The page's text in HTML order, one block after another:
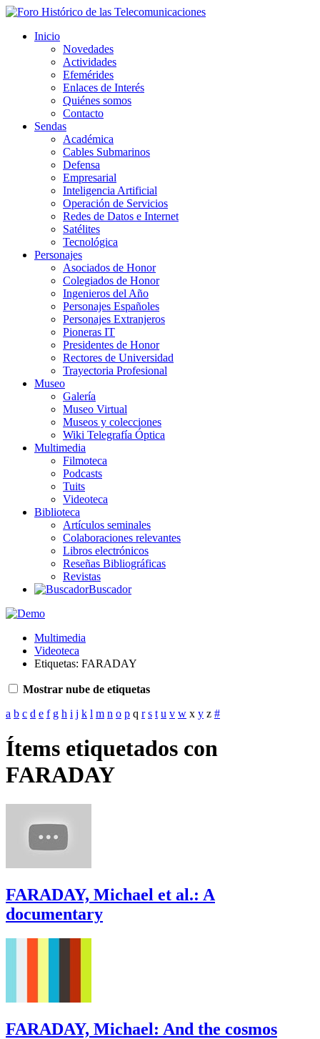
Inicio
Novedades
Actividades
Efemérides
Enlaces de Interés
Quiénes somos
Contacto
Sendas
Académica
Cables Submarinos
Defensa
Empresarial
Inteligencia Artificial
Operación de Servicios
Redes de Datos e Internet
Satélites
Tecnológica
Personajes
Asociados de Honor
Colegiados de Honor
Ingenieros del Año
Personajes Españoles
Personajes Extranjeros
Pioneras IT
Presidentes de Honor
Rectores de Universidad
Trayectoria Profesional
Museo
Galería
Museo Virtual
Museos y colecciones
Wiki Telegrafía Óptica
Multimedia
Filmoteca
Podcasts
Tuits
Videoteca
Biblioteca
Artículos seminales
Colaboraciones relevantes
Libros electrónicos
Reseñas Bibliográficas
Revistas
Buscador
Multimedia
Videoteca
Etiquetas: FARADAY
Mostrar nube de etiquetas
a b c d e f g h i j k l m n o p q r s t u v w x y z #
Ítems etiquetados con
FARADAY
FARADAY, Michael et al.: A
documentary
FARADAY, Michael: And the cosmos